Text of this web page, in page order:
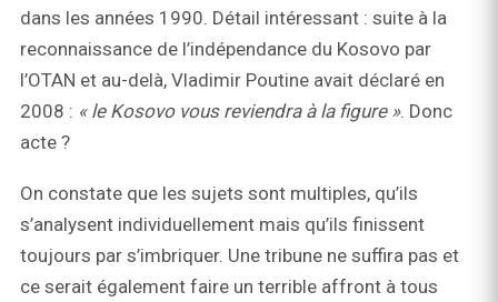
dans les années 1990. Détail intéressant : suite à la
reconnaissance de l’indépendance du Kosovo par
l’OTAN et au-delà, Vladimir Poutine avait déclaré en
2008 : « le Kosovo vous reviendra à la figure». Donc
acte ?
On constate que les sujets sont multiples, qu’ils
s’analysent individuellement mais qu’ils finissent
toujours par s’imbriquer. Une tribune ne suffira pas et
ce serait également faire un terrible affront à tous